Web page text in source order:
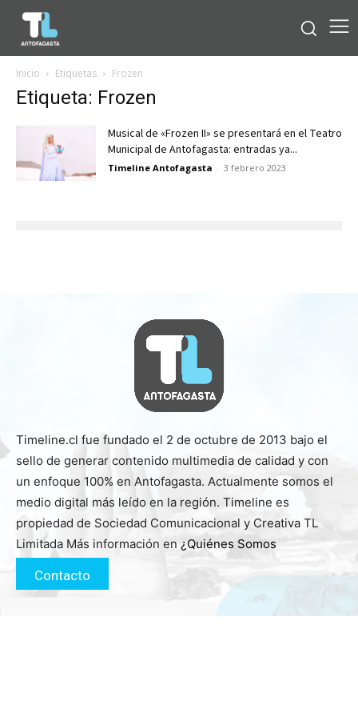
Inicio Etiquetas Frozen
Etiqueta: Frozen
Musical de «Frozen II» se presentará en el Teatro
Municipal de Antofagasta: entradas ya...
Timeline Antofagasta - 3 febrero 2023
Timeline.cl fue fundado el 2 de octubre de 2013 bajo el
sello de generar contenido multimedia de calidad y con
un enfoque 100% en Antofagasta. Actualmente somos el
medio digital más leído en la región. Timeline es
propiedad de Sociedad Comunicacional y Creativa TL
Limitada Más información en ¿Quiénes Somos
Contacto